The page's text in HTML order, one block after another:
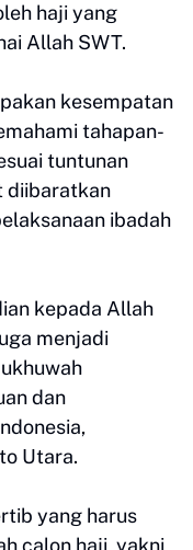
haji yang
Allah SWT.
kesempatan
tahapan-
tuntunan
diibaratkan
ibadah
kepada Allah
menjadi
dan
Utara.
yang harus
calon haji, yakni